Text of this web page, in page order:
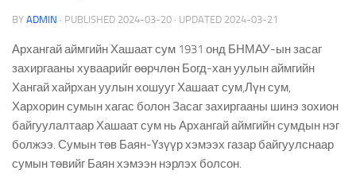
BY ADMIN · PUBLISHED 2024-03-20 · UPDATED 2024-03-21
Архангай аймгийн Хашаат сум 1931 онд БНМАУ-ын засаг
захиргааны хуваарийг өөрчлөн Богд-хан уулын аймгийн
Хангай хайрхан уулын хошууг Хашаат сум,Лүн сум,
Хархорин сумын хагас болон Засаг захиргааны шинэ зохион
байгуулалтаар Хашаат сум нь Архангай аймгийн сумдын нэг
болжээ. Сумын төв Баян-Үзүүр хэмээх газар байгуулснаар
сумын төвийг Баян хэмээн нэрлэх болсон.